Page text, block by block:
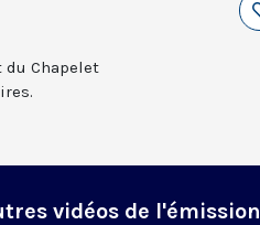
du Chapelet
vidéos de l'émission